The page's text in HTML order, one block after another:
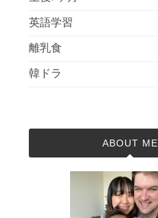
英語学習
離乳食
韓ドラ
ABOUT ME